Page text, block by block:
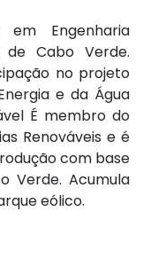
Engenharia
de Cabo Verde.
no projeto
e da Água
É membro do
Renováveis e é
com base
Verde. Acumula
eólico.